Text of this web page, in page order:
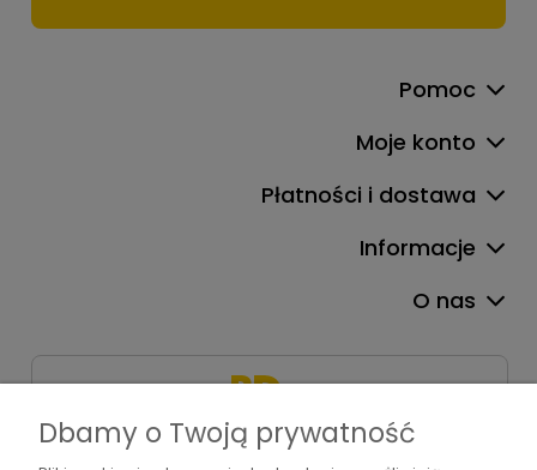
Pomoc
Moje konto
Płatności i dostawa
Informacje
O nas
Dbamy o Twoją prywatność